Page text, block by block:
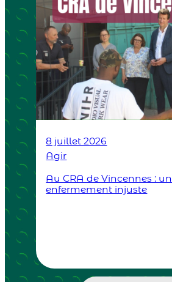
8 juillet 2026
Agir
Au CRA de Vincennes : un
enfermement injuste